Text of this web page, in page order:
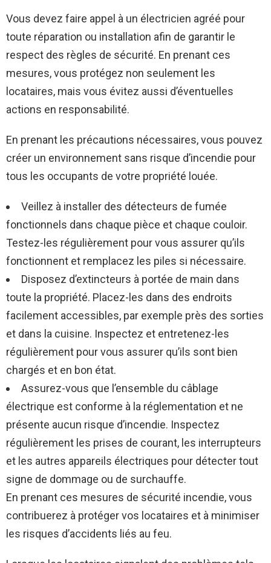
Vous devez faire appel à un électricien agréé pour
toute réparation ou installation afin de garantir le
respect des règles de sécurité. En prenant ces
mesures, vous protégez non seulement les
locataires, mais vous évitez aussi d’éventuelles
actions en responsabilité.
En prenant les précautions nécessaires, vous pouvez
créer un environnement sans risque d’incendie pour
tous les occupants de votre propriété louée.
Veillez à installer des détecteurs de fumée
fonctionnels dans chaque pièce et chaque couloir.
Testez-les régulièrement pour vous assurer qu’ils
fonctionnent et remplacez les piles si nécessaire.
Disposez d’extincteurs à portée de main dans
toute la propriété. Placez-les dans des endroits
facilement accessibles, par exemple près des sorties
et dans la cuisine. Inspectez et entretenez-les
régulièrement pour vous assurer qu’ils sont bien
chargés et en bon état.
Assurez-vous que l’ensemble du câblage
électrique est conforme à la réglementation et ne
présente aucun risque d’incendie. Inspectez
régulièrement les prises de courant, les interrupteurs
et les autres appareils électriques pour détecter tout
signe de dommage ou de surchauffe.
En prenant ces mesures de sécurité incendie, vous
contribuerez à protéger vos locataires et à minimiser
les risques d’accidents liés au feu.